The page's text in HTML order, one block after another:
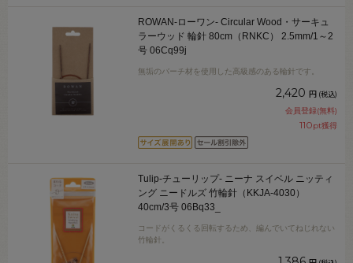
ROWAN-ローワン- Circular Wood・サーキュ
ラーウッド 輪針 80cm（RNKC） 2.5mm/1～2
号 06Cq99j
無垢のバーチ材を使用した高級感のある輪針です。
2,420 円 (税込)
会員登録(無料)
110pt獲得
Tulip-チューリップ- ニーナ スイベル ニッティ
ング ニードルズ 竹輪針（KKJA-4030）
40cm/3号 06Bq33_
コードがくるくる回転するため、編んでいてねじれない
竹輪針。